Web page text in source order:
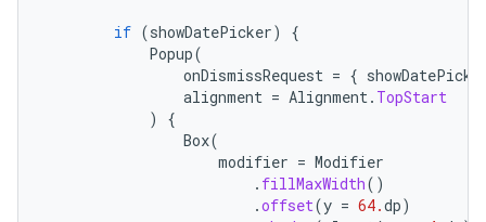
if (showDatePicker)
{
Popup(
onDismissRequest = {
alignment = Alignment. TopStart
)
{
Box(
modifier = Modifier
. fillMaxWidth()
.offset(y = 64.dp)